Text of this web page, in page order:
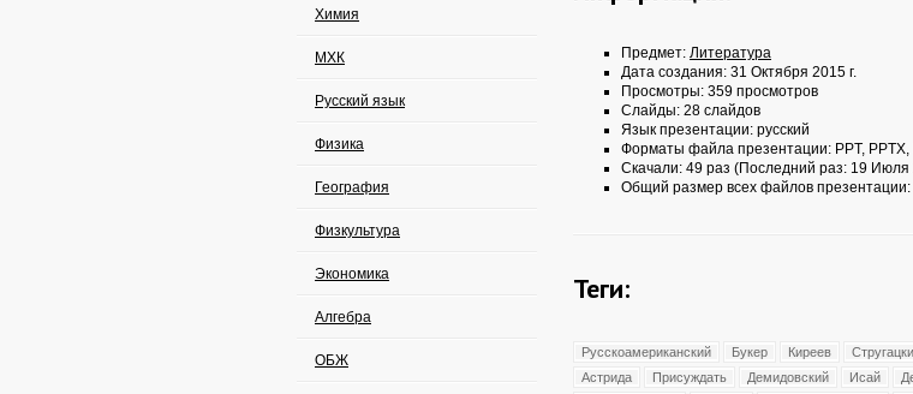
Химия
МХК
Русский язык
Физика
География
Физкультура
Экономика
Алгебра
ОБЖ
Предмет: Литература
Дата создания: 31 Октября 2015 г.
Просмотры: 359 просмотров
Слайды: 28 слайдов
Язык презентации: русский
Форматы файла презентации: PPT, PPTX,
Скачали: 49 раз (Последний раз: 19 Июля
Общий размер всех файлов
Теги:
Русскоамериканский Букер Киреев
Астрида
Присуждать Демидовский Исай